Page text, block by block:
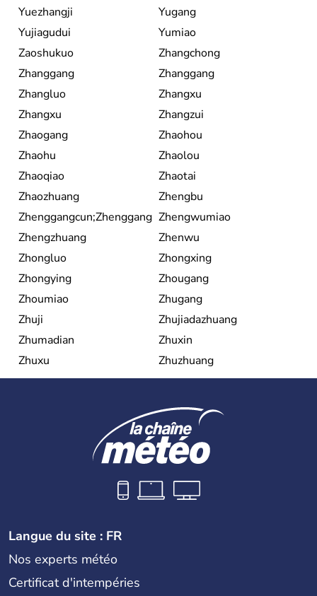
Yuezhangji
Yugang
Yujiagudui
Yumiao
Zaoshukuo
Zhangchong
Zhanggang
Zhanggang
Zhangluo
Zhangxu
Zhangxu
Zhangzui
Zhaogang
Zhaohou
Zhaohu
Zhaolou
Zhaoqiao
Zhaotai
Zhaozhuang
Zhengbu
Zhenggangcun;Zhenggang Zhengwumiao
Zhengzhuang
Zhenwu
Zhongluo
Zhongxing
Zhongying
Zhougang
Zhoumiao
Zhugang
Zhuji
Zhujiadazhuang
Zhumadian
Zhuxin
Zhuxu
Zhuzhuang
Langue du site : FR
Nos experts météo
Certificat d'intempéries